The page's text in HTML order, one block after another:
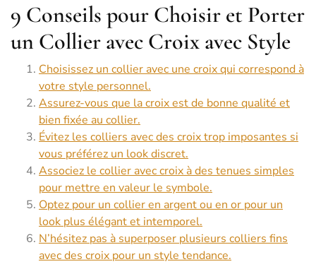
9 Conseils pour Choisir et Porter
un Collier avec Croix avec Style
Choisissez un collier avec une croix qui correspond à
votre style personnel.
Assurez-vous que la croix est de bonne qualité et
bien fixée au collier.
Évitez les colliers avec des croix trop imposantes si
vous préférez un look discret.
Associez le collier avec croix à des tenues simples
pour mettre en valeur le symbole.
Optez pour un collier en argent ou en or pour un
look plus élégant et intemporel.
N’hésitez pas à superposer plusieurs colliers fins
avec des croix pour un style tendance.